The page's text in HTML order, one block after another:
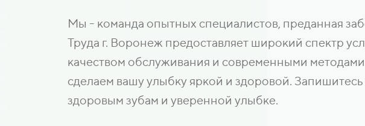
Мы - команда опытных специалистов, преданная
Труда г. Воронеж предоставляет широкий спектр
качеством обслуживания и современными
сделаем вашу улыбку яркой и здоровой.
здоровым зубам и уверенной улыбке.